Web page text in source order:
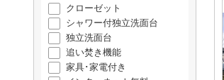
クローゼット
シャワー付独立洗面台
独立洗面台
追い焚き機能
家具･家電付き